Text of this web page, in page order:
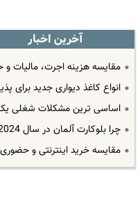
آخرین اخبار
مقایسه هزینه اجرت، مالیات و
انواع کاغذ دیواری جدید برای
اساسی ترین مشکلات شغلی
چرا بلوکارت آلمان در سال 2024 بهترین انتخاب است؟
مقایسه خرید اینترنتی و